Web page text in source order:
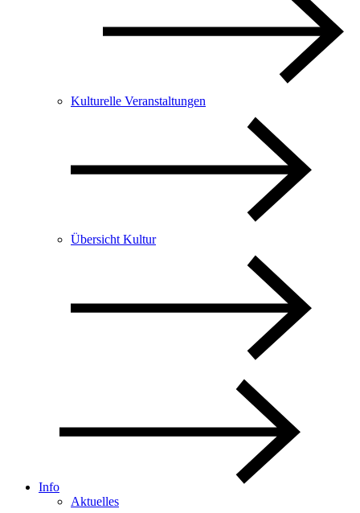
Kulturelle Veranstaltungen
Übersicht Kultur
Info
Aktuelles